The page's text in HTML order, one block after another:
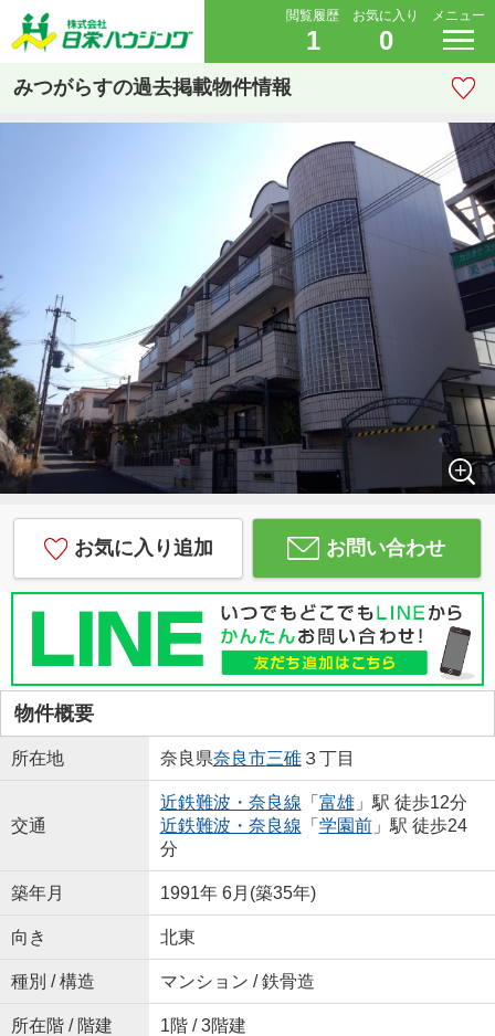
閲覧履歴
1
お気に入り
0
メニュー
みつがらすの過去掲載物件情報
お気に入り追加 お問い合わせ
物件概要
所在地 奈良県奈良市三碓３丁目
交通
近鉄難波・奈良線 「 富雄」駅 徒歩12分
近鉄難波・奈良線 「 学園前」駅 徒歩24
分
築年月 1991年 6月(築35年)
向き 北東
種別 / 構造 マンション / 鉄骨造
所在階 / 階建 1階 / 3階建